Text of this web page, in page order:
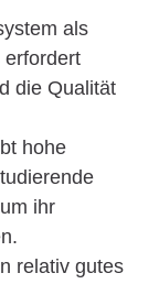
als
erfordert
die Qualität
hohe
ihr
relativ gutes